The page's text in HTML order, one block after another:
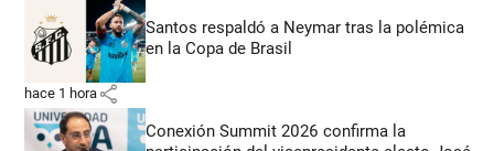
Santos respaldó a Neymar tras la polémica
en la Copa de Brasil
hace 1 hora share
Conexión Summit 2026 confirma la